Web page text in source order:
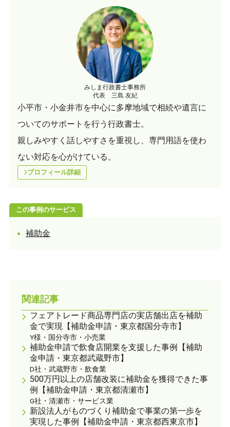
みしま行政書士事務所
代表 三島 友紀
小平市・小金井市を中心に多摩地域で相続や遺言に
ついてのサポートを行う行政書士。
親しみやすく話しやすさを重視し、専門用語を使わ
ない対応を心がけている。
プロフィール詳細
この事例のサービス
補助金
関連記事
フェアトレード商品専門店の実店舗出店を補助
金で実現【補助金申請・東京都国分寺市】
Y様・国分寺市・小売業
補助金申請で飲食店開業を支援した事例【補助
金申請・東京都武蔵野市】
D社・武蔵野市・飲食業
500万円以上の店舗改装に補助金を獲得できた事
例【補助金申請・東京都清瀬市】
G社・清瀬市・サービス業
新設法人がものづくり補助金で事業の第一歩を
実現した事例【補助金申請・東京都西東京市】